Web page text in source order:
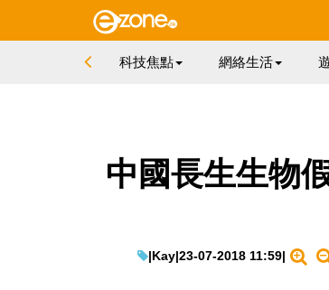
科技焦點 網絡生活
中國長生生物
|Kay|23-07-2018 11:59|